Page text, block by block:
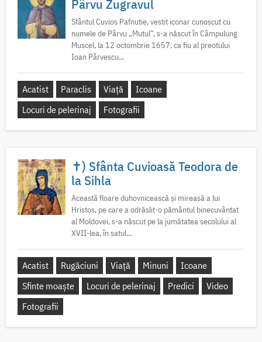
Pârvu Zugravul
Sfântul Cuvios Pafnutie, vestit iconar cunoscut cu
numele de Pârvu „Mutul”, s-a născut în Câmpulung
Muscel, la 12 octombrie 1657, ca fiu al preotului
Ioan Pârvescu...
Acatist Paraclis Viață
Icoane
Locuri de pelerinaj
Fotografii
✝) Sfânta Cuvioasă Teodora de
la Sihla
Această floare duhovnicească și mireasă a lui
Hristos, pe care a odrăslit-o pământul binecuvântat
al Moldovei, s-a născut pe la jumătatea secolului al
XVII-lea, în satul...
Acatist Rugăciuni Viață Minuni
Icoane
Sfinte moaște
Locuri de pelerinaj Predici
Video
Fotografii